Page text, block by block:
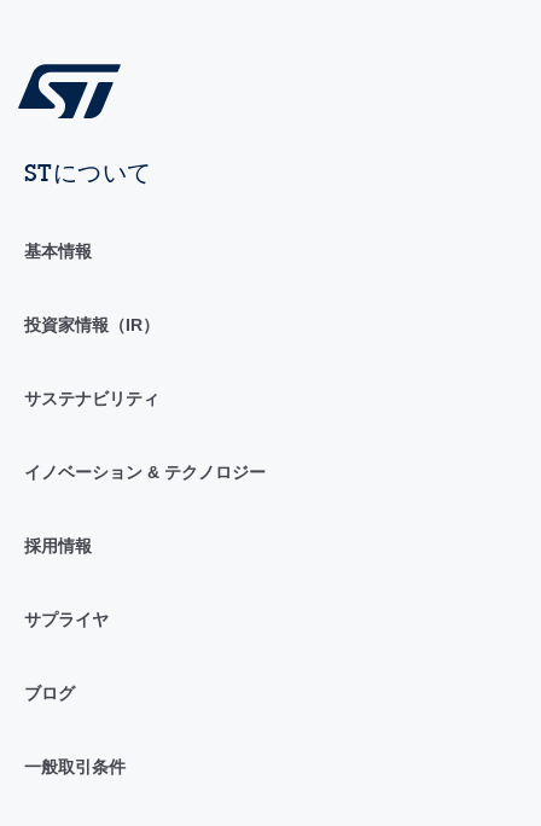
STについて
基本情報
投資家情報（IR）
サステナビリティ
イノベーション & テクノロジー
採用情報
サプライヤ
ブログ
一般取引条件